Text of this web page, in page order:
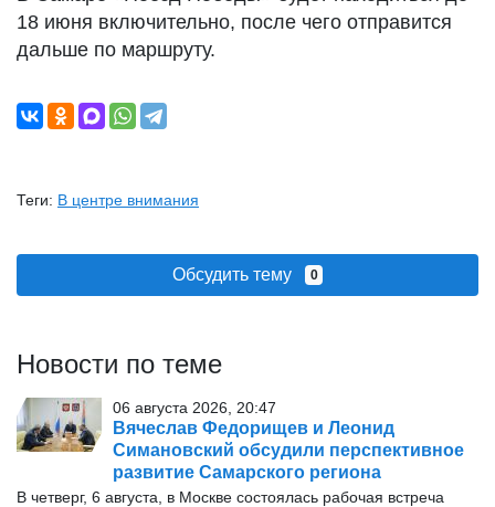
18 июня включительно, после чего отправится
дальше по маршруту.
Теги: В центре внимания
Обсудить тему 0
Новости по теме
06 августа 2026, 20:47
Вячеслав Федорищев и Леонид
Симановский обсудили перспективное
развитие Самарского региона
В четверг, 6 августа, в Москве состоялась рабочая встреча